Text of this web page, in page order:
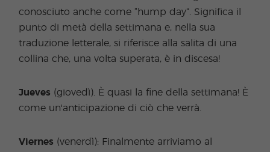
conosciuto anche come “hump day”. Significa il
punto di metà della settimana e, nella sua
traduzione letterale, si riferisce alla salita di una
collina che, una volta superata, è in discesa!
Jueves (giovedì). È quasi la fine della settimana! È
come un'anticipazione di ciò che verrà.
Viernes (venerdì): Finalmente arriviamo al